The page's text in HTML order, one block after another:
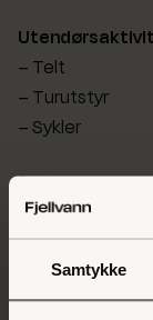
Samtykke
– Telt
– Turutstyr
– Sykler
Å designe en
utgangspunktet.
enkelt for
produktene og
sjansene for